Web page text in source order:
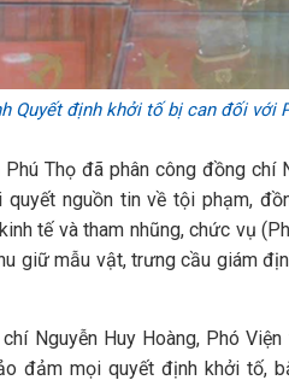
Quyết định khởi tố bị can đối với
Thọ đã phân công đồng chí
nguồn tin về tội phạm,
tế và tham nhũng, chức vụ
giữ mẫu vật, trưng cầu giám
Nguyễn Huy Hoàng, Phó
đảm mọi quyết định khởi tố,